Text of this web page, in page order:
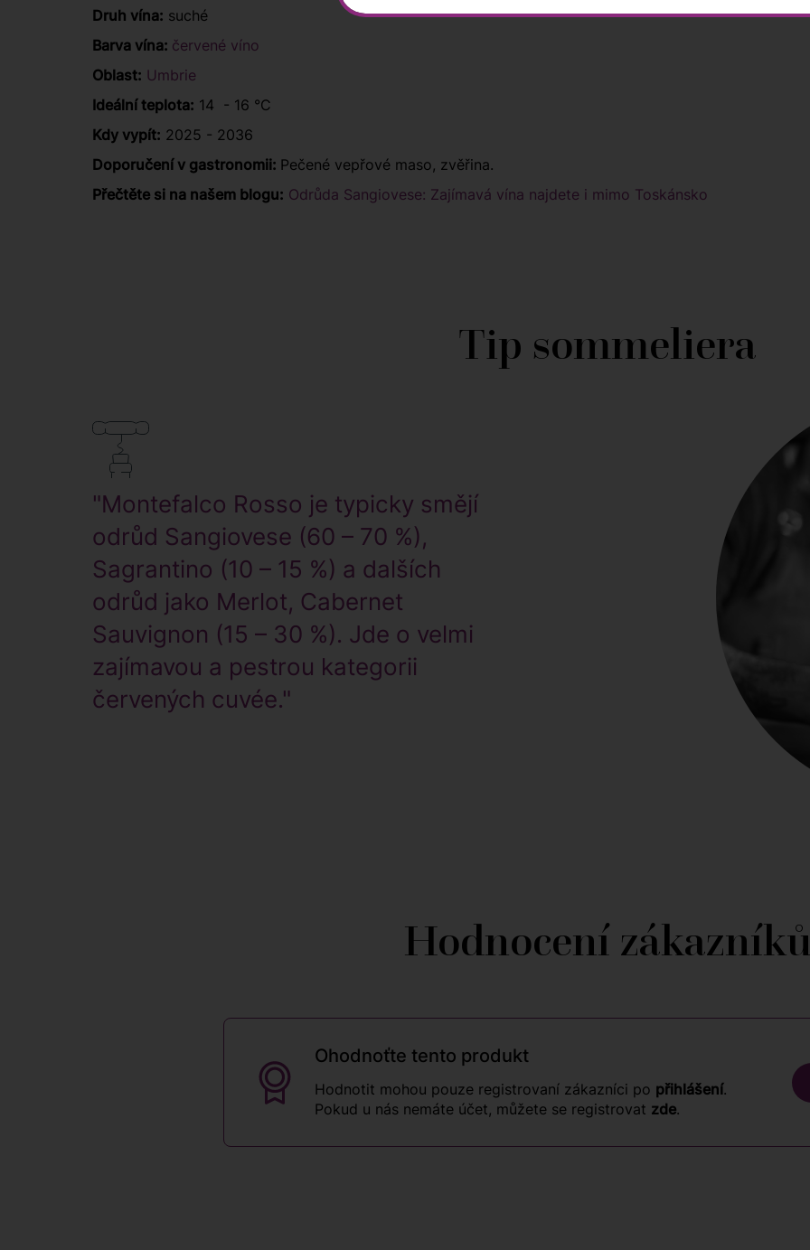
Druh vína: suché
Barva vína: červené víno
Oblast: Umbrie
Ideální teplota: 14 - 16 °C
Kdy vypít: 2025 - 2036
Doporučení v gastronomii: Pečené vepřové maso, zvěřina.
Přečtěte si na našem blogu: Odrůda Sangiovese: Zajímavá vína najdete i mimo Toskánsko
Tip sommeliera
"Montefalco Rosso je typicky smějí
odrůd Sangiovese (60 – 70 %),
Sagrantino (10 – 15 %) a dalších
odrůd jako Merlot, Cabernet
Sauvignon (15 – 30 %). Jde o velmi
zajímavou a pestrou kategorii
červených cuvée."
Hodnocení zákazníků
Ohodnoťte tento produkt
Hodnotit mohou pouze registrovaní zákazníci po přihlášení.
Pokud u nás nemáte účet, můžete se registrovat zde.